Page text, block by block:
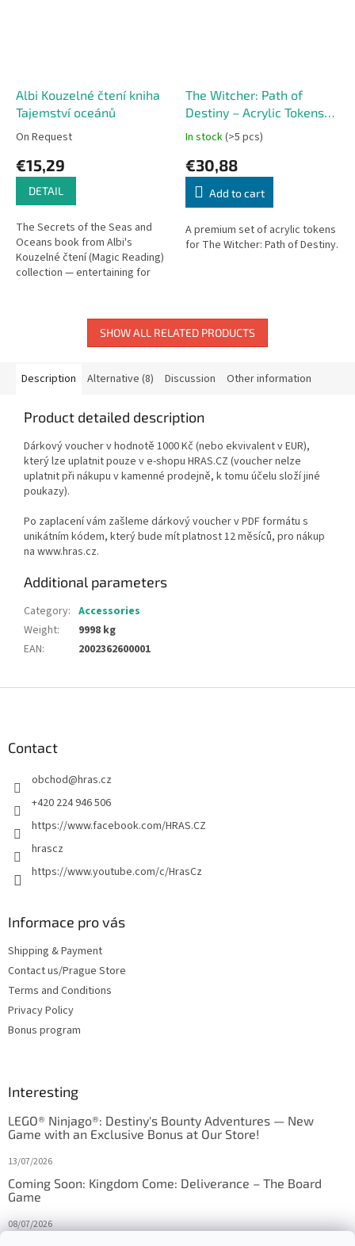
Albi Kouzelné čtení kniha
Tajemství oceánů
On Request
€15,29
DETAIL
The Secrets of the Seas and
Oceans book from Albi's
Kouzelné čtení (Magic Reading)
collection — entertaining for
The Witcher: Path of
Destiny – Acrylic Tokens
(Core)
In stock(>5 pcs)
€30,88
Add to cart
A premium set of acrylic tokens
for The Witcher: Path of Destiny.
SHOW ALL RELATED PRODUCTS
Description Alternative (8) Discussion Other information
Product detailed description
Dárkový voucher v hodnotě 1000 Kč (nebo ekvivalent v EUR),
který lze uplatnit pouze v e-shopu HRAS.CZ (voucher nelze
uplatnit při nákupu v kamenné prodejně, k tomu účelu složí jiné
poukazy).
Po zaplacení vám zašleme dárkový voucher v PDF formátu s
unikátním kódem, který bude mít platnost 12 měsíců, pro nákup
na www.hras.cz.
Additional parameters
Category: Accessories
Weight:
9998 kg
EAN: 2002362600001
Contact
obchod@hras.cz
+420 224 946 506
https://www.facebook.com/HRAS.CZ
hrascz
https://www.youtube.com/c/HrasCz
Informace pro vás
Shipping & Payment
Contact us/Prague Store
Terms and Conditions
Privacy Policy
Bonus program
Interesting
LEGO® Ninjago®: Destiny's Bounty Adventures — New
Game with an Exclusive Bonus at Our Store!
13/07/2026
Coming Soon: Kingdom Come: Deliverance – The Board
Game
08/07/2026